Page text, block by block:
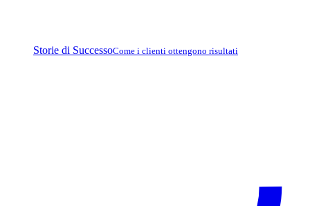
Storie di SuccessoCome i clienti ottengono risultati